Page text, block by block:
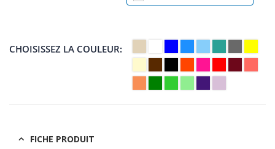
CHOISISSEZ LA COULEUR
FICHE PRODUIT